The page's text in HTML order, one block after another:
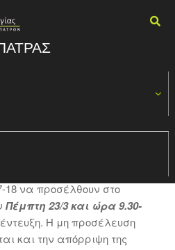
επιθυμούν να
18 να προσέλθουν στο
Πέμπτη 23/3 και ώρα 9.30-
Η μη προσέλευση
και την απόρριψη της